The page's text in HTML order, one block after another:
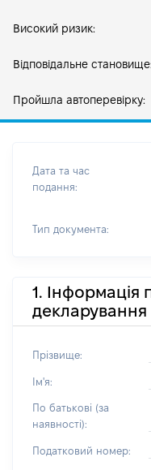
Високий ризик:
Відповідальне
Пройшла автоперевірку:
Дата та час
подання:
Тип документа:
1. Інформація
декларування
Прізвище:
Ім'я:
По батькові (за
наявності):
Податковий номер: